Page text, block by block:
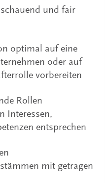
und fair
optimal auf eine
oder auf
vorbereiten
Rollen
Interessen,
entsprechen
mit getragen